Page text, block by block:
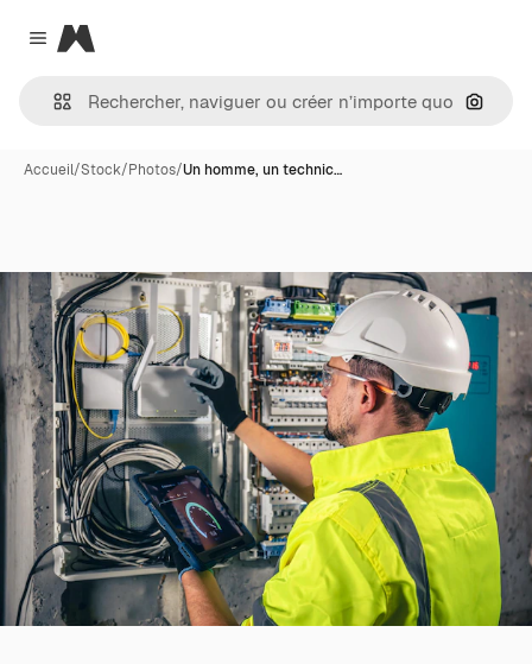
Close menu
Magnific
Accueil/Stock/Photos/Un homme, un technic…